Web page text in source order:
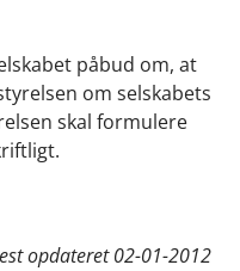
påbud om, at
om selskabets
skal formulere
opdateret02-01-2012